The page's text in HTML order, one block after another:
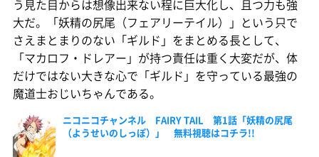
う見た目からは想像出来ない程に巨大化し、且つ力も強
大だ。「妖精の尻尾（フェアリーテイル）」という只で
さえまとまりのない「ギルド」をまとめる長として、
「マカロフ・ドレアー」が持つ責任は重く大変だが、体
だけではない大きな心で「ギルド」を守っている最強の
魔道士おじいちゃんである。
ニコニコチャンネル FAIRY TAIL 第1話「妖精の尻尾
（ようせいのしっぽ）」 無料視聴はコチラ!!